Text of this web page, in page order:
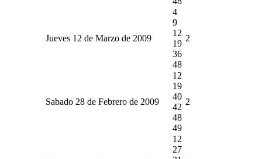
Jueves 12 de Marzo de 2009
4
9
12
19
36
48
2
Sabado 28 de Febrero de 2009
12
19
40
42
48
49
2
12
27